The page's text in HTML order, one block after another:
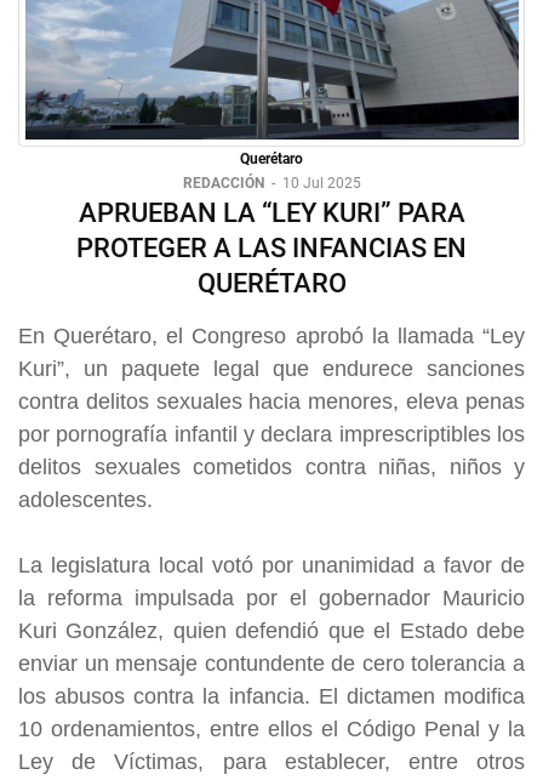
Querétaro
REDACCIÓN - 10 Jul 2025
APRUEBAN LA “LEY KURI” PARA
PROTEGER A LAS INFANCIAS EN
QUERÉTARO
En Querétaro, el Congreso aprobó la llamada “Ley
Kuri”, un paquete legal que endurece sanciones
contra delitos sexuales hacia menores, eleva penas
por pornografía infantil y declara imprescriptibles los
delitos sexuales cometidos contra niñas, niños y
adolescentes.
La legislatura local votó por unanimidad a favor de
la reforma impulsada por el gobernador Mauricio
Kuri González, quien defendió que el Estado debe
enviar un mensaje contundente de cero tolerancia a
los abusos contra la infancia. El dictamen modifica
10 ordenamientos, entre ellos el Código Penal y la
Ley de Víctimas, para establecer, entre otros